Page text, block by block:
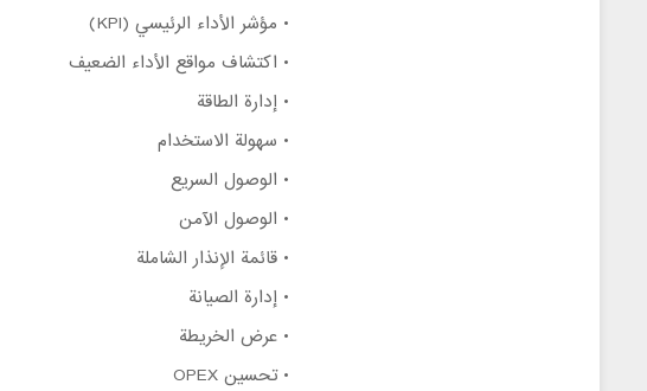
• مؤشر الأداء الرئيسي (KPI)
• اكتشاف مواقع الأداء الضعيف
• إدارة الطاقة
• سهولة الاستخدام
• الوصول السريع
• الوصول الآمن
• قائمة الإنذار الشاملة
• إدارة الصيانة
• عرض الخريطة
• تحسين OPEX